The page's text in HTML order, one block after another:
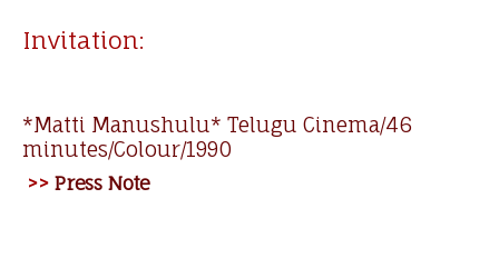
Invitation:
*Matti Manushulu* Telugu Cinema/46
minutes/Colour/1990
>> Press Note